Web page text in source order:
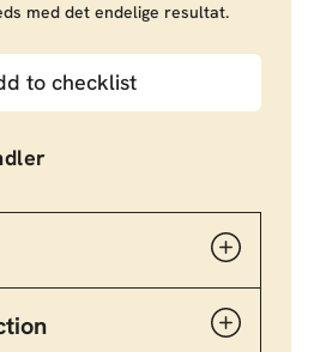
med det endelige resultat.
to checklist